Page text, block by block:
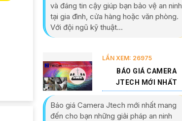
và đáng tin cậy giúp bạn bảo vệ an ninh
tại gia đình, cửa hàng hoặc văn phòng.
Với đội ngũ kỹ thuật...
LẦN XEM: 26975
BÁO GIÁ CAMERA
JTECH MỚI NHẤT
Báo giá Camera Jtech mới nhất mang
đến cho bạn những giải pháp an ninh